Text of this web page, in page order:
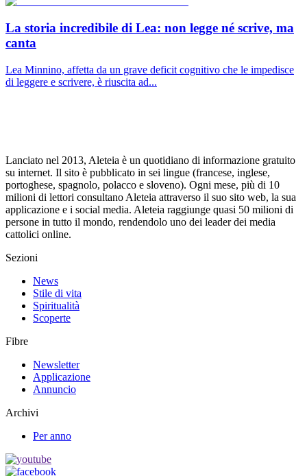
La storia incredibile di Lea: non legge né scrive, ma
canta
Lea Minnino, affetta da un grave deficit cognitivo che le impedisce
di leggere e scrivere, è riuscita ad...
Lanciato nel 2013, Aleteia è un quotidiano di informazione gratuito
su internet. Il sito è pubblicato in sei lingue (francese, inglese,
portoghese, spagnolo, polacco e sloveno). Ogni mese, più di 10
milioni di lettori consultano Aleteia attraverso il suo sito web, la sua
applicazione e i social media. Aleteia raggiunge quasi 50 milioni di
persone in tutto il mondo, rendendolo uno dei leader dei media
cattolici online.
Sezioni
News
Stile di vita
Spiritualità
Scoperte
Fibre
Newsletter
Applicazione
Annuncio
Archivi
Per anno